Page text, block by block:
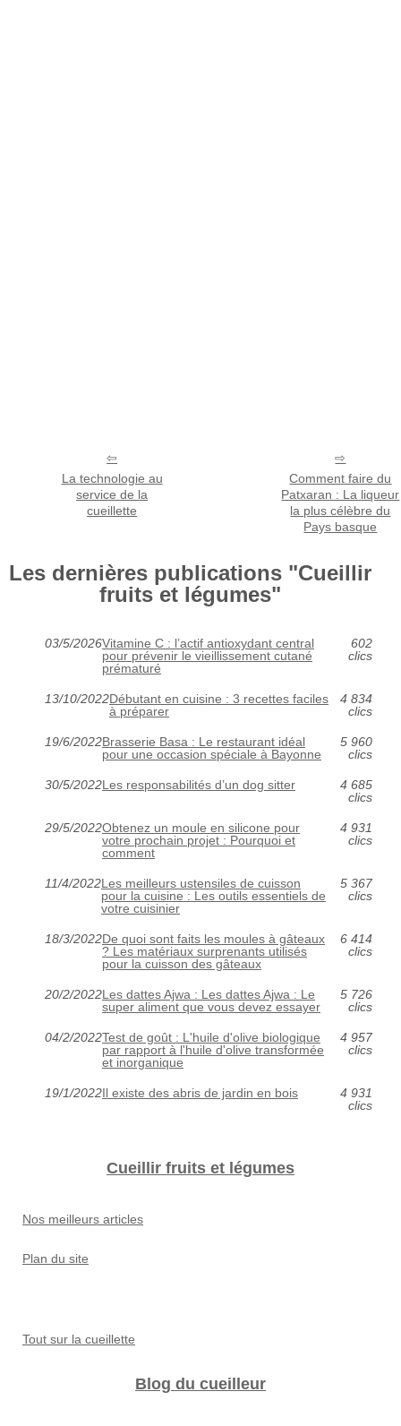
La technologie au
service de la
cueillette
Comment faire du
Patxaran : La liqueur
la plus célèbre du
Pays basque
Les dernières publications "Cueillir
fruits et légumes"
03/5/2026Vitamine C : l’actif antioxydant central
pour prévenir le vieillissement cutané
prématuré
602
clics
13/10/2022Débutant en cuisine : 3 recettes faciles
à préparer
4 834
clics
19/6/2022Brasserie Basa : Le restaurant idéal
pour une occasion spéciale à Bayonne
5 960
clics
30/5/2022Les responsabilités d’un dog sitter
4 685
clics
29/5/2022Obtenez un moule en silicone pour
votre prochain projet : Pourquoi et
comment
4 931
clics
11/4/2022Les meilleurs ustensiles de cuisson
pour la cuisine : Les outils essentiels de
votre cuisinier
5 367
clics
18/3/2022De quoi sont faits les moules à gâteaux
? Les matériaux surprenants utilisés
pour la cuisson des gâteaux
6 414
clics
20/2/2022Les dattes Ajwa : Les dattes Ajwa : Le
super aliment que vous devez essayer
5 726
clics
04/2/2022Test de goût : L'huile d'olive biologique
par rapport à l'huile d'olive transformée
et inorganique
4 957
clics
19/1/2022Il existe des abris de jardin en bois
4 931
clics
Cueillir fruits et légumes
Nos meilleurs articles
Plan du site
Tout sur la cueillette
Blog du cueilleur